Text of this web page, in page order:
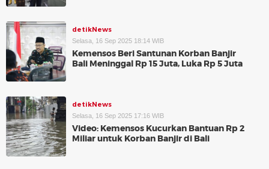
detikNews
Selasa, 16 Sep 2025 18:14 WIB
Kemensos Beri Santunan Korban Banjir
Bali Meninggal Rp 15 Juta, Luka Rp 5 Juta
detikNews
Selasa, 16 Sep 2025 17:16 WIB
Video: Kemensos Kucurkan Bantuan Rp 2
Miliar untuk Korban Banjir di Bali